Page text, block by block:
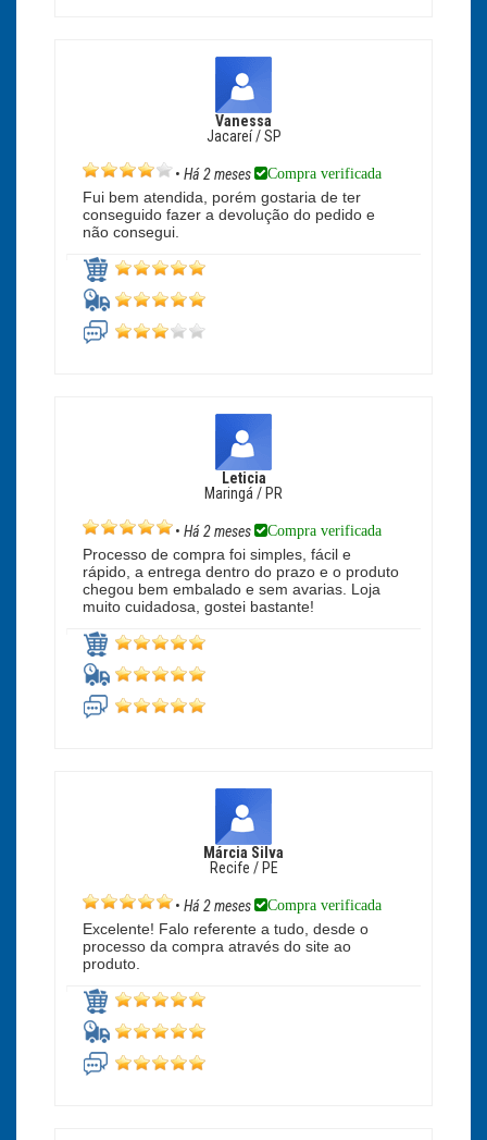
Vanessa
Jacareí / SP
• Há 2 meses Compra verificada
Fui bem atendida, porém gostaria de ter
conseguido fazer a devolução do pedido e
não consegui.
Leticia
Maringá / PR
• Há 2 meses Compra verificada
Processo de compra foi simples, fácil e
rápido, a entrega dentro do prazo e o produto
chegou bem embalado e sem avarias. Loja
muito cuidadosa, gostei bastante!
Márcia Silva
Recife / PE
• Há 2 meses Compra verificada
Excelente! Falo referente a tudo, desde o
processo da compra através do site ao
produto.